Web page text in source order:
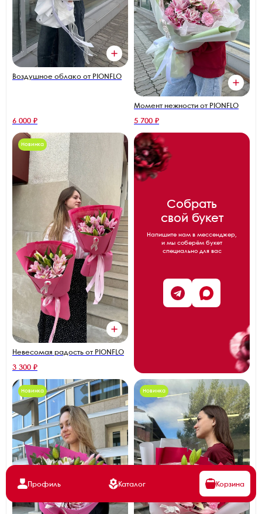
Воздушное облако от PIONFLO
6 000 ₽
Момент нежности от PIONFLO
5 700 ₽
Новинка
Невесомая радость от PIONFLO
3 300 ₽
Собрать
свой букет
Напишите нам в мессенджер,
и мы соберём букет
специально для вас
Новинка Новинка
Профиль Каталог Корзина